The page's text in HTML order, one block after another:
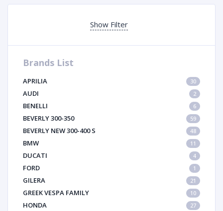
Show Filter
Brands List
APRILIA 30
AUDI 2
BENELLI 6
BEVERLY 300-350 59
BEVERLY NEW 300-400 S 48
BMW 11
DUCATI 4
FORD 1
GILERA 21
GREEK VESPA FAMILY 10
HONDA 27